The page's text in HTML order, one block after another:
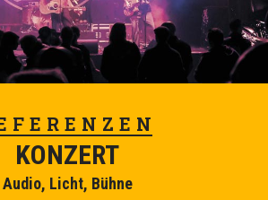
KONZERT
Audio, Licht, Bühne